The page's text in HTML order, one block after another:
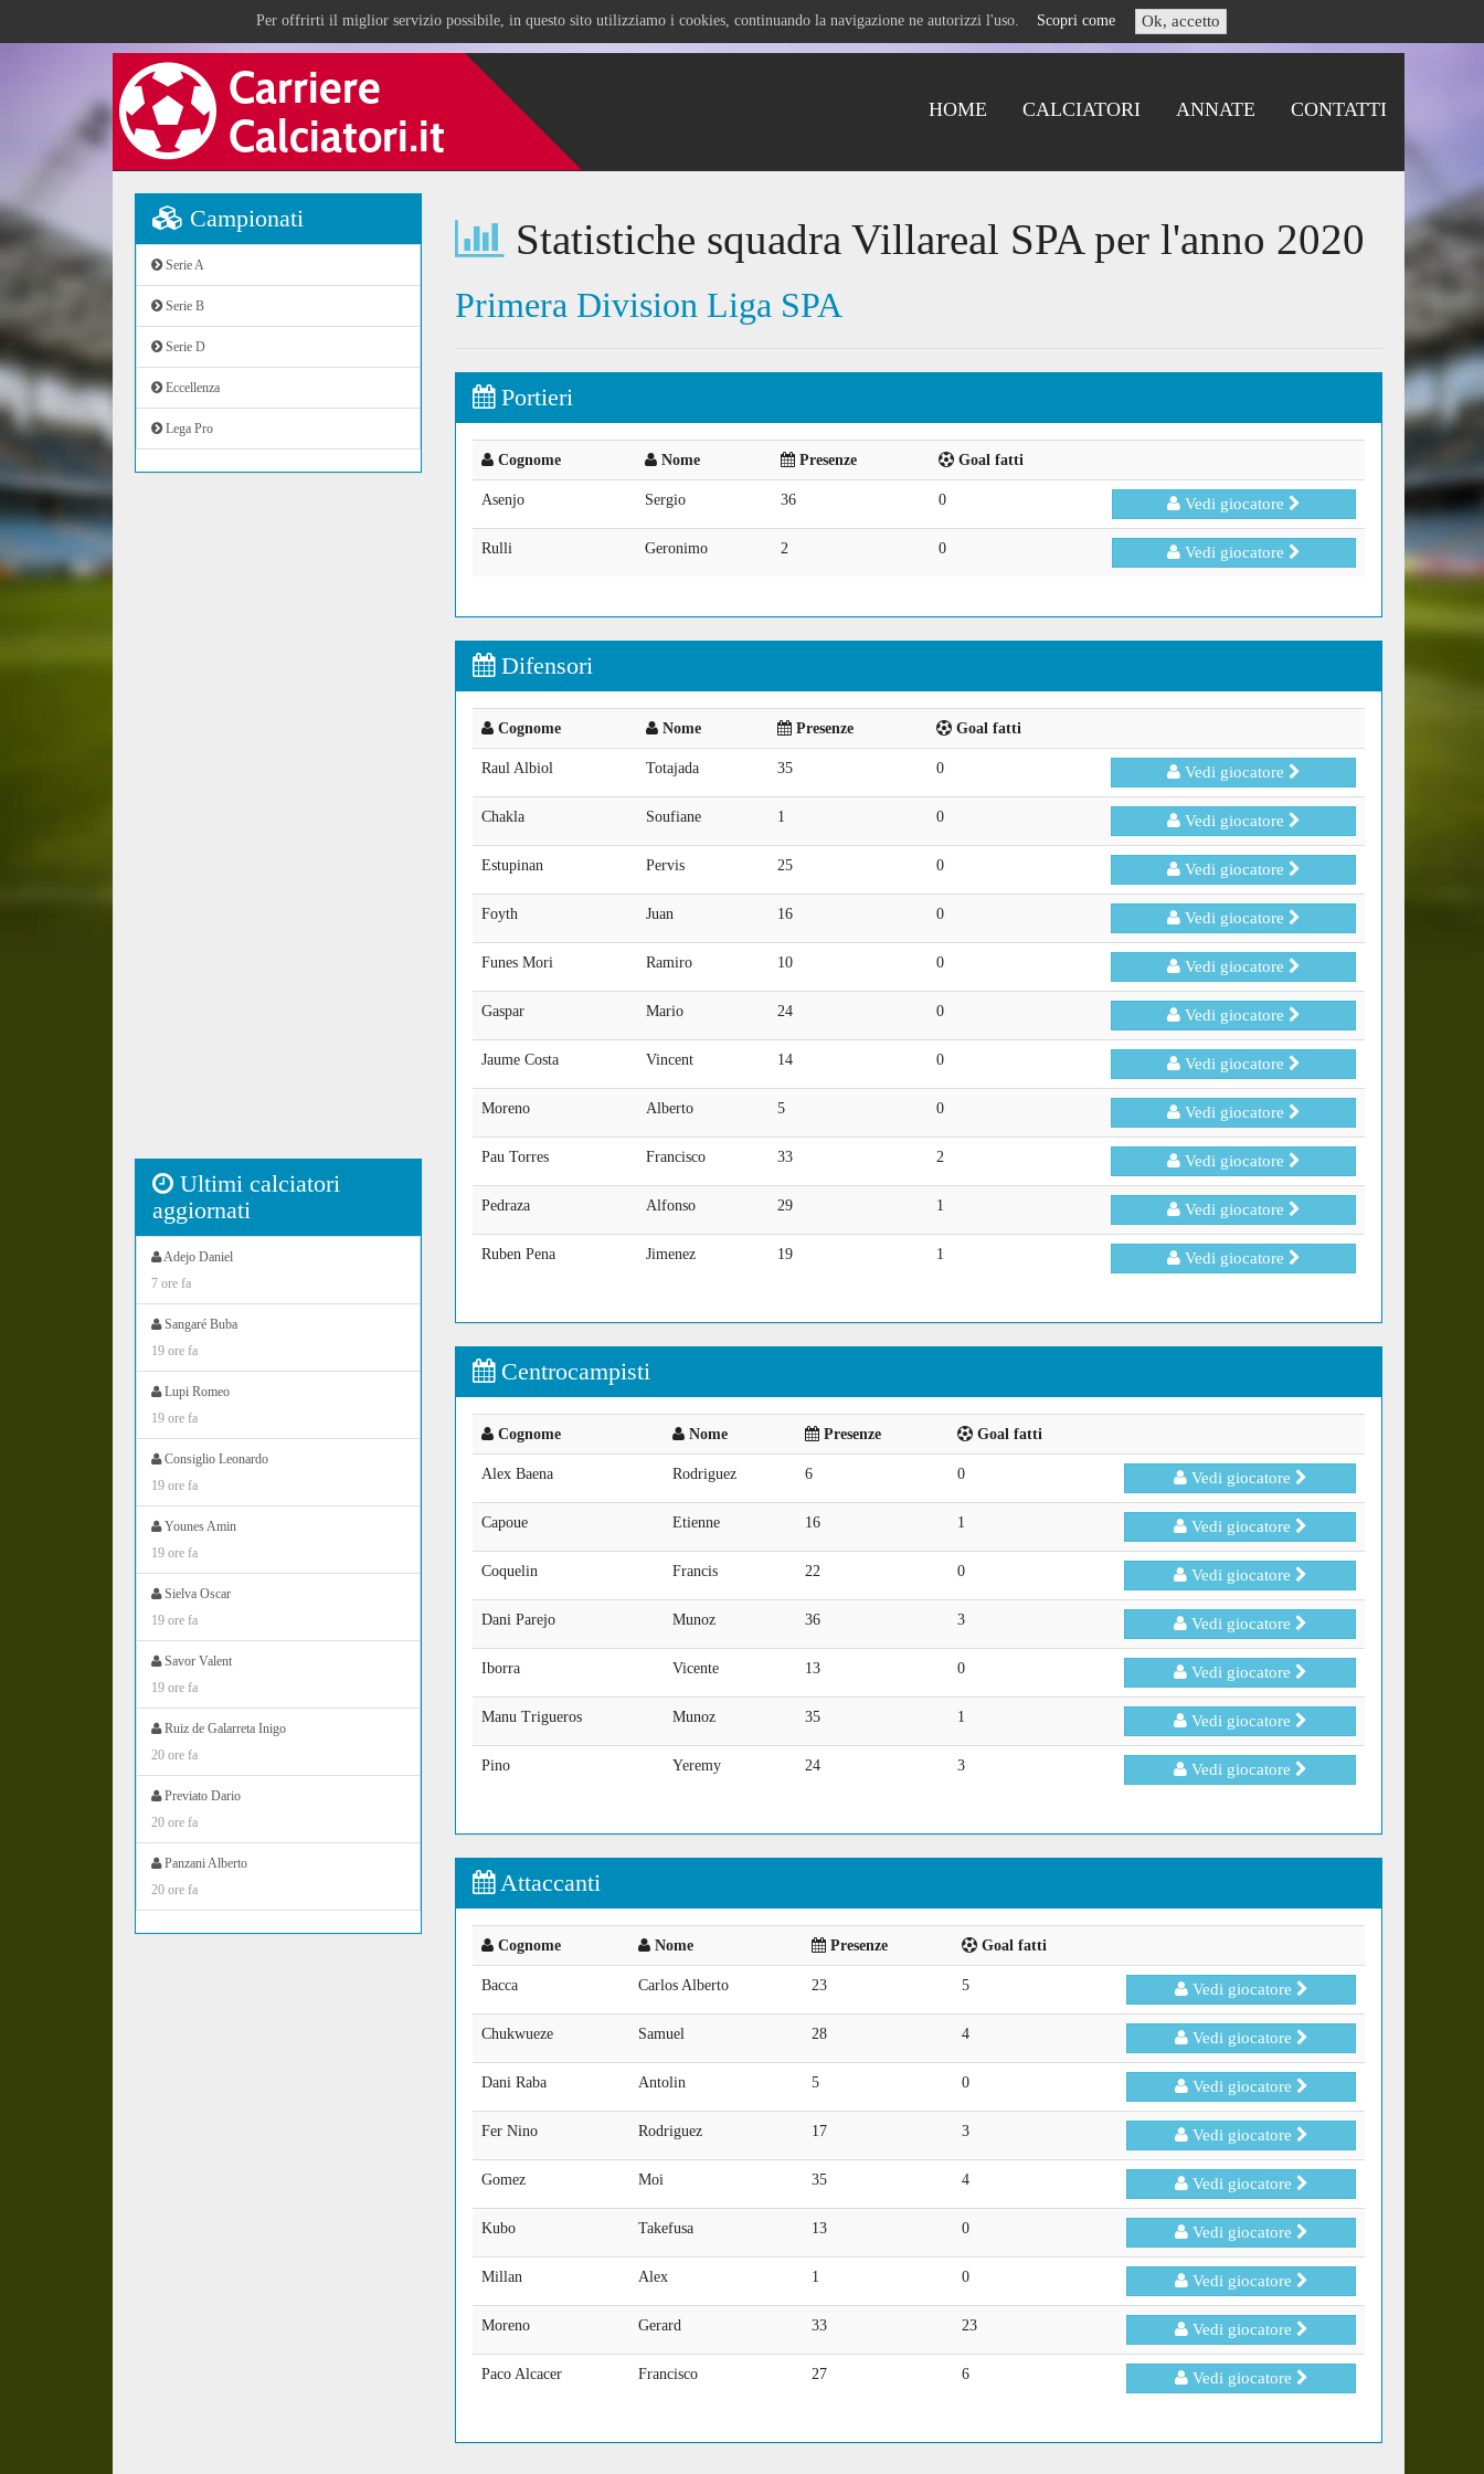
Per offrirti il miglior servizio possibile, in questo sito utilizziamo i cookies, continuando la navigazione ne autorizzi l'uso. Scopri come Ok, accetto
HOME CALCIATORI ANNATE CONTATTI
Campionati
Serie A
Serie B
Serie D
Eccellenza
Lega Pro
Ultimi calciatori
aggiornati
Adejo Daniel
7 ore fa
Sangaré Buba
19 ore fa
Lupi Romeo
19 ore fa
Consiglio Leonardo
19 ore fa
Younes Amin
19 ore fa
Sielva Oscar
19 ore fa
Savor Valent
19 ore fa
Ruiz de Galarreta Inigo
20 ore fa
Previato Dario
20 ore fa
Panzani Alberto
20 ore fa
Statistiche squadra Villareal SPA per l'anno 2020
Primera Division Liga SPA
Portieri
Cognome Nome Presenze Goal fatti
Asenjo Sergio 36 0 Vedi giocatore
Rulli Geronimo 2 0 Vedi giocatore
Difensori
Cognome Nome Presenze Goal fatti
Raul Albiol Totajada 35 0 Vedi giocatore
Chakla Soufiane 1 0 Vedi giocatore
Estupinan Pervis 25 0 Vedi giocatore
Foyth Juan 16 0 Vedi giocatore
Funes Mori Ramiro 10 0 Vedi giocatore
Gaspar Mario 24 0 Vedi giocatore
Jaume Costa Vincent 14 0 Vedi giocatore
Moreno Alberto 5 0 Vedi giocatore
Pau Torres Francisco 33 2 Vedi giocatore
Pedraza Alfonso 29 1 Vedi giocatore
Ruben Pena Jimenez 19 1 Vedi giocatore
Centrocampisti
Cognome Nome Presenze Goal fatti
Alex Baena Rodriguez 6 0 Vedi giocatore
Capoue Etienne 16 1 Vedi giocatore
Coquelin Francis 22 0 Vedi giocatore
Dani Parejo Munoz 36 3 Vedi giocatore
Iborra Vicente 13 0 Vedi giocatore
Manu Trigueros Munoz 35 1 Vedi giocatore
Pino Yeremy 24 3 Vedi giocatore
Attaccanti
Cognome Nome Presenze Goal fatti
Bacca Carlos Alberto 23 5 Vedi giocatore
Chukwueze Samuel 28 4 Vedi giocatore
Dani Raba Antolin 5 0 Vedi giocatore
Fer Nino Rodriguez 17 3 Vedi giocatore
Gomez Moi 35 4 Vedi giocatore
Kubo Takefusa 13 0 Vedi giocatore
Millan Alex 1 0 Vedi giocatore
Moreno Gerard 33 23 Vedi giocatore
Paco Alcacer Francisco 27 6 Vedi giocatore